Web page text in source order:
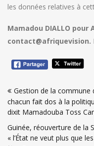
les données relatives à
Mamadou DIALLO
contact@afriquevision.
de
l’article
Gestion de la commune
chacun fait dos à la
dixit Mamadouba Toss
Guinée, réouverture de la
« l’État ne veut plus que